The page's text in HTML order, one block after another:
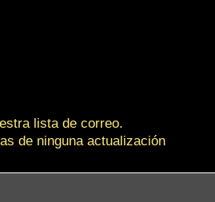
lista de correo.
de ninguna actualización